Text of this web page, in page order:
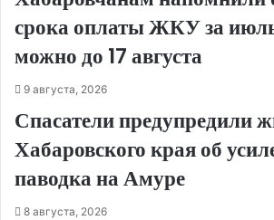
срока оплаты ЖКУ за
можно до 17 августа
9 августа, 2026
Спасатели предупредили
Хабаровского края об
паводка на Амуре
8 августа, 2026